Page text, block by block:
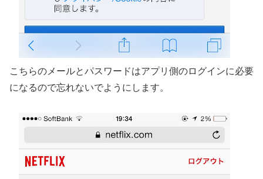
こちらのメールとパスワードはアプリ側のログインに必要
になるので忘れないでようにします。